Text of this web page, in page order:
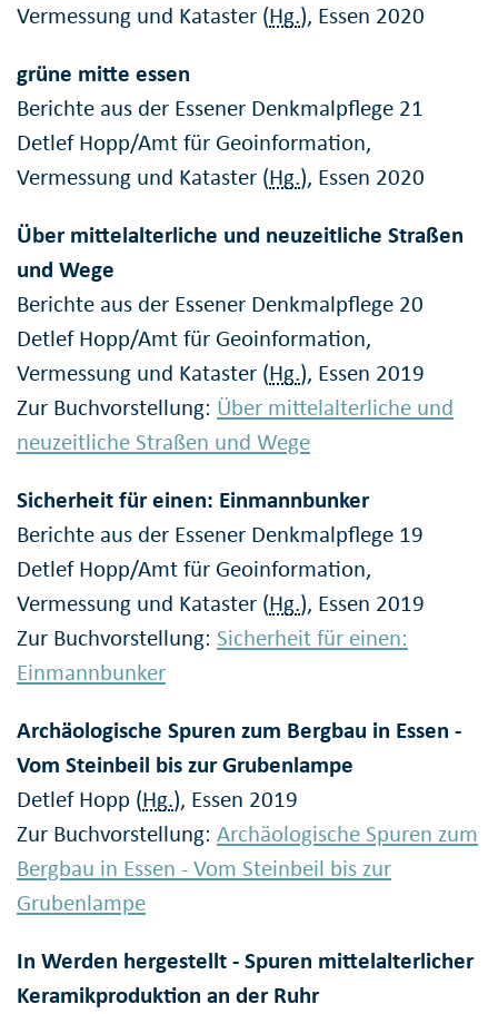
Vermessung und Kataster (Hg.), Essen 2020
grüne mitte essen
Berichte aus der Essener Denkmalpflege 21
Detlef Hopp/Amt für Geoinformation,
Vermessung und Kataster (Hg.), Essen 2020
Über mittelalterliche und neuzeitliche Straßen
und Wege
Berichte aus der Essener Denkmalpflege 20
Detlef Hopp/Amt für Geoinformation,
Vermessung und Kataster (Hg.), Essen 2019
Zur Buchvorstellung: Über mittelalterliche und
neuzeitliche Straßen und Wege
Sicherheit für einen: Einmannbunker
Berichte aus der Essener Denkmalpflege 19
Detlef Hopp/Amt für Geoinformation,
Vermessung und Kataster (Hg.), Essen 2019
Zur Buchvorstellung: Sicherheit für einen:
Einmannbunker
Archäologische Spuren zum Bergbau in Essen -
Vom Steinbeil bis zur Grubenlampe
Detlef Hopp (Hg.), Essen 2019
Zur Buchvorstellung: Archäologische Spuren zum
Bergbau in Essen - Vom Steinbeil bis zur
Grubenlampe
In Werden hergestellt - Spuren mittelalterlicher
Keramikproduktion an der Ruhr